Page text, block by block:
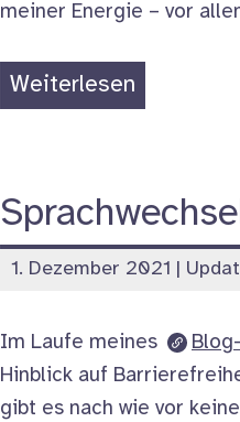
meiner Energie – vor
Weiterlesen
testet“
veröffentlicht
1. Dezember 2021 |
Im Laufe meines
Hinblick auf
gibt es nach wie vor